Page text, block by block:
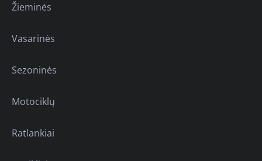
Žieminės
Vasarinės
Sezoninės
Motociklų
Ratlankiai